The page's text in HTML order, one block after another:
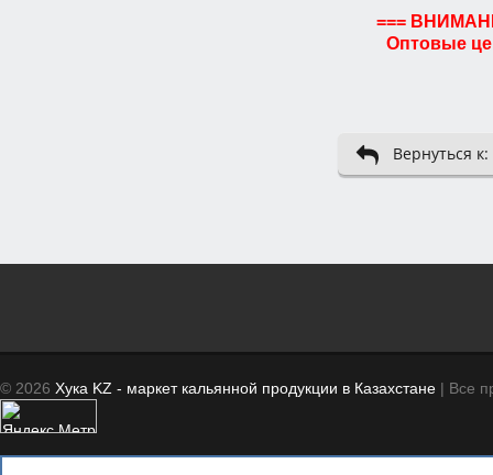
===
Оптовые
Вернуться
© 2026 Хука KZ - маркет кальянной продукции в Казахстане | Все